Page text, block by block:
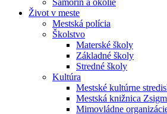
Šamorín a okolie
Život v meste
Mestská polícia
Školstvo
Materské školy
Základné školy
Stredné školy
Kultúra
Mestské kultúrne
Mestská knižnica
Mimovládne